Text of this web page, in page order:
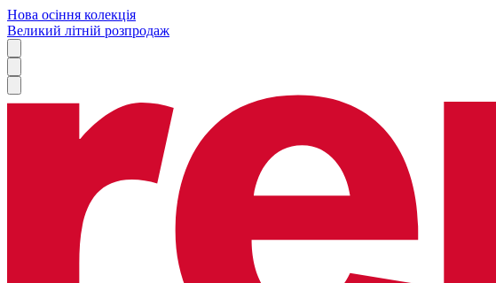
Нова осіння колекція
Великий літній розпродаж